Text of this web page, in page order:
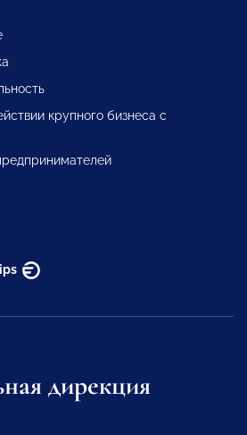
крупного бизнеса с
дирекция